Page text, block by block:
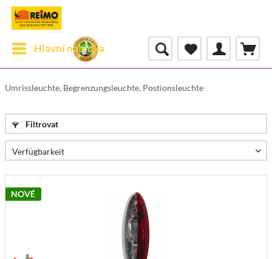
Hlavní nabídka
Umrissleuchte, Begrenzungsleuchte, Postionsleuchte
Filtrovat
NOVÉ